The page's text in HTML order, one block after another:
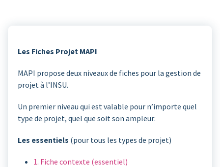
Les Fiches Projet MAPI
MAPI propose deux niveaux de fiches pour la gestion de
projet à l’INSU.
Un premier niveau qui est valable pour n’importe quel
type de projet, quel que soit son ampleur:
Les essentiels (pour tous les types de projet)
1. Fiche contexte (essentiel)